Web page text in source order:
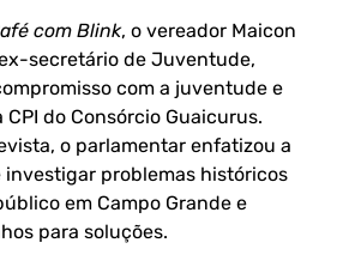
com Blink, o vereador Maicon
secretário de Juventude,
com a juventude e
do Consórcio Guaicurus.
o parlamentar enfatizou a
problemas históricos
em Campo Grande e
para soluções.